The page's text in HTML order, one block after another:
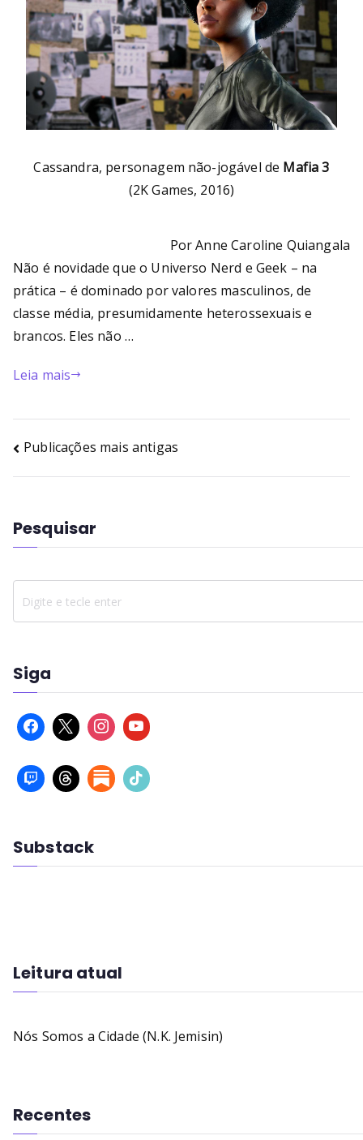
Cassandra, personagem não-jogável de Mafia 3
(2K Games, 2016)
Por Anne Caroline Quiangala
Não é novidade que o Universo Nerd e Geek – na
prática – é dominado por valores masculinos, de
classe média, presumidamente heterossexuais e
brancos. Eles não …
Leia mais
Publicações mais antigas
Pesquisar
Siga
Substack
Leitura atual
Nós Somos a Cidade (N.K. Jemisin)
Recentes